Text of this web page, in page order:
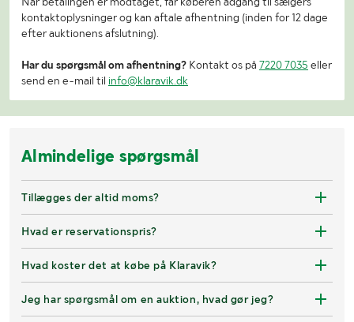
kontaktoplysninger og kan aftale afhentning (inden for 12 dage
efter auktionens afslutning).
Har du spørgsmål om afhentning? Kontakt os på 7220 7035 eller
send en e-mail til info@klaravik.dk
Almindelige spørgsmål
Tillægges der altid moms?
Hvad er reservationspris?
Hvad koster det at købe på Klaravik?
Jeg har spørgsmål om en auktion, hvad gør jeg?